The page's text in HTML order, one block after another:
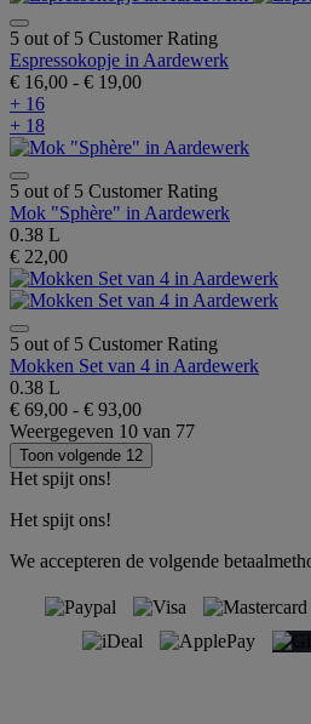
5 out of 5 Customer Rating
Espressokopje in Aardewerk
€ 16,00 - € 19,00
+ 16
+ 18
5 out of 5 Customer Rating
Mok "Sphère" in Aardewerk
0.38 L
€ 22,00
5 out of 5 Customer Rating
Mokken Set van 4 in Aardewerk
0.38 L
€ 69,00 - € 93,00
Weergegeven 10 van 77
Toon volgende 12
Het spijt ons!
Het spijt ons!
We accepteren de volgende